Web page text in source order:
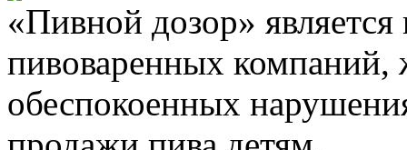
«Пивной дозор»
пивоваренных
обеспокоенных